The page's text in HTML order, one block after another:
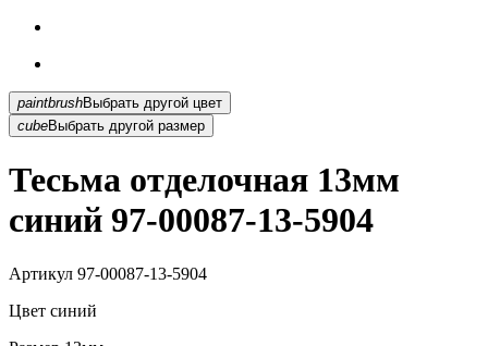
paintbrush
Выбрать другой цвет
cubeВыбрать другой размер
Тесьма отделочная 13мм
синий 97-00087-13-5904
Артикул 97-00087-13-5904
Цвет синий